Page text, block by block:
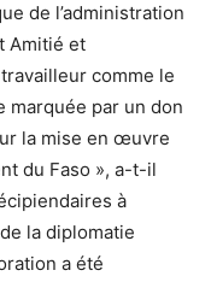
de l’administration
Amitié et
comme le
marquée par un don
la mise en œuvre
du Faso », a-t-il
à
la diplomatie
a été